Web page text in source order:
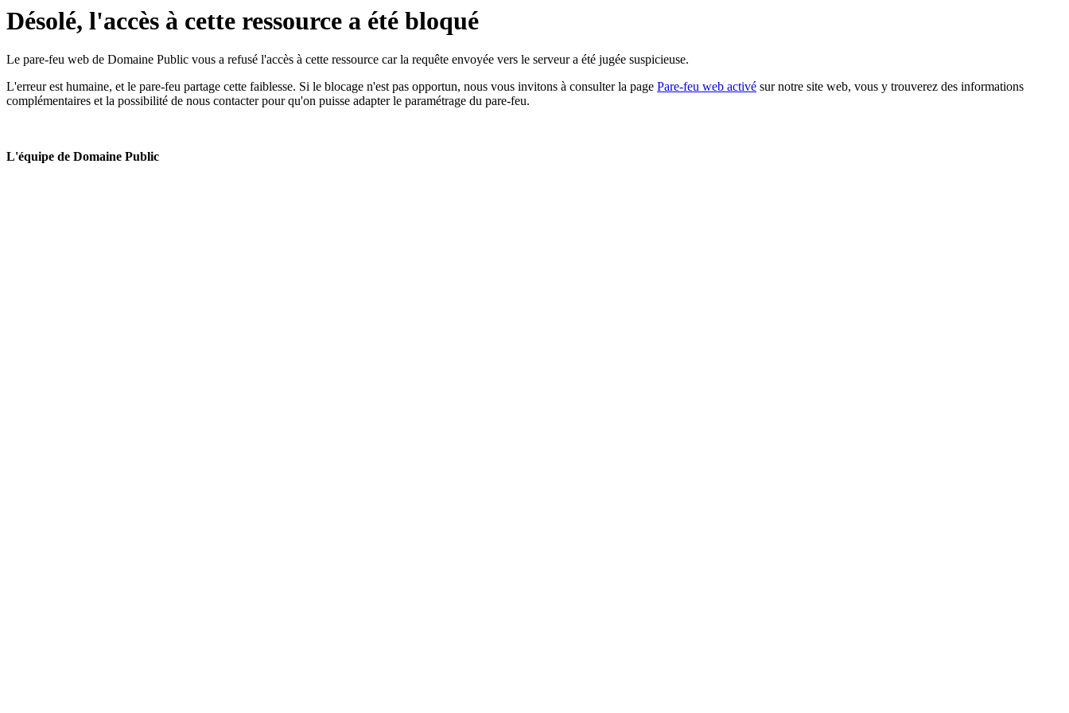
Désolé, l'accès à cette ressource a été bloqué
Le pare-feu web de Domaine Public vous a refusé l'accès à cette ressource car la requête envoyée vers le serveur a été jugée suspicieuse.
L'erreur est humaine, et le pare-feu partage cette faiblesse. Si le blocage n'est pas opportun, nous vous invitons à consulter la page Pare-feu web activé sur notre site web, vous y trouverez des informations
complémentaires et la possibilité de nous contacter pour qu'on puisse adapter le paramétrage du pare-feu.
L'équipe de Domaine Public